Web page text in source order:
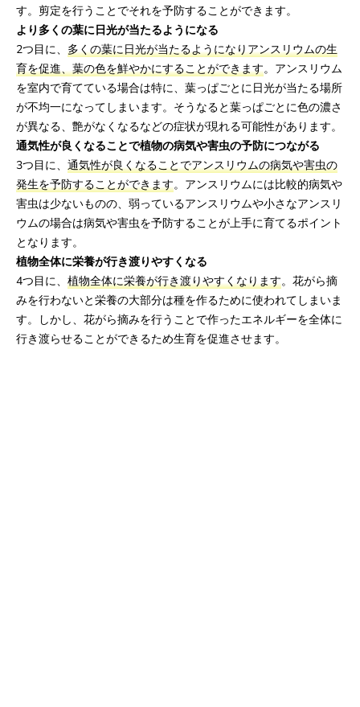
す。剪定を行うことでそれを予防することができます。
より多くの葉に日光が当たるようになる
2つ目に、 多くの葉に日光が当たるようになりアンスリウムの生
育を促進、葉の色を鮮やかにすることができます。アンスリウム
を室内で育てている場合は特に、葉っぱごとに日光が当たる場所
が不均一になってしまいます。そうなると葉っぱごとに色の濃さ
が異なる、艶がなくなるなどの症状が現れる可能性があります。
通気性が良くなることで植物の病気や害虫の予防につながる
3つ目に、 通気性が良くなることでアンスリウムの病気や害虫の
発生を予防することができます。アンスリウムには比較的病気や
害虫は少ないものの、弱っているアンスリウムや小さなアンスリ
ウムの場合は病気や害虫を予防することが上手に育てるポイント
となります。
植物全体に栄養が行き渡りやすくなる
4つ目に、 植物全体に栄養が行き渡りやすくなります。花がら摘
みを行わないと栄養の大部分は種を作るために使われてしまいま
す。しかし、花がら摘みを行うことで作ったエネルギーを全体に
行き渡らせることができるため生育を促進させます。